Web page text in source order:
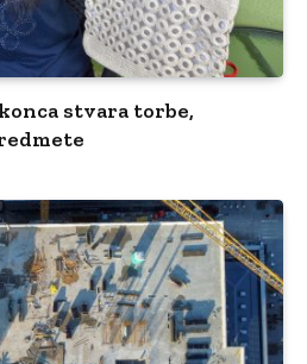
stvara torbe,